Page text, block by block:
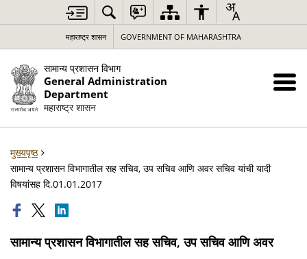
महाराष्ट्र शासन GOVERNMENT OF MAHARASHTRA
सामान्य प्रशासन विभाग
General Administration
Department
महाराष्ट्र शासन
मुख्यपृष्ठ
सामान्य प्रशासन विभागातील सह सचिव, उप सचिव आणि अवर सचिव यांची यादी
विषयांसह दि.01.01.2017
सामान्य प्रशासन विभागातील सह सचिव, उप सचिव आणि अवर